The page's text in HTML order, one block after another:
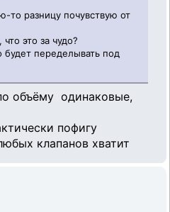
то разницу почувствую от
это за чудо?
переделывать под
объёму одинаковые,
пофигу
клапанов хватит